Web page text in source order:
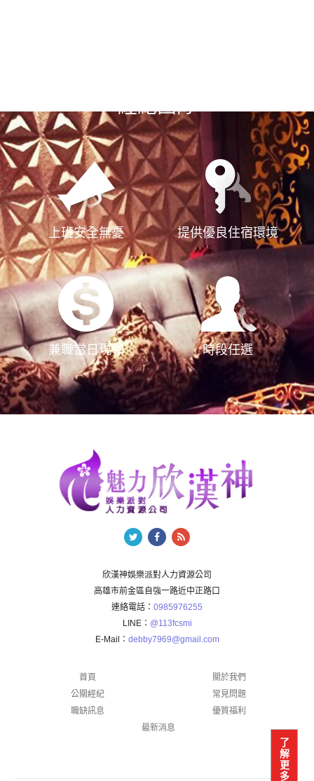
經紀團隊
上班安全無憂 提供優良住宿環境
兼職當日現領 時段任選
了
解
更
多
欣漢神娛樂派對人力資源公司
高雄市前金區自強一路近中正路口
連絡電話： 0985976255
LINE： @113fcsmi
E-Mail： debby7969@gmail.com
首頁
關於我們
公關經紀
常見問題
職缺訊息
優質福利
最新消息